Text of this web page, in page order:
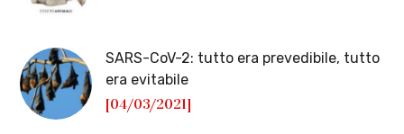
SARS-CoV-2: tutto era prevedibile, tutto
era evitabile
[04/03/2021]